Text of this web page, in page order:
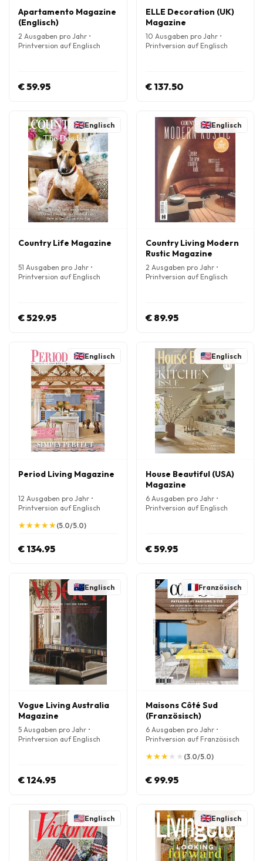
Apartamento Magazine
(Englisch)
2 Ausgaben pro Jahr •
Printversion auf Englisch
€ 59.95
ELLE Decoration (UK)
Magazine
10 Ausgaben pro Jahr •
Printversion auf Englisch
€ 137.50
Englisch
Country Life Magazine
51 Ausgaben pro Jahr •
Printversion auf Englisch
€ 529.95
Englisch
Country Living Modern
Rustic Magazine
2 Ausgaben pro Jahr •
Printversion auf Englisch
€ 89.95
Englisch
Period Living Magazine
12 Ausgaben pro Jahr •
Printversion auf Englisch
★
★★
★★
★★
★★
★(5.0/5.0)
€ 134.95
Englisch
House Beautiful (USA)
Magazine
6 Ausgaben pro Jahr •
Printversion auf Englisch
€ 59.95
Englisch
Vogue Living Australia
Magazine
5 Ausgaben pro Jahr •
Printversion auf Englisch
€ 124.95
Französisch
Maisons Côté Sud
(Französisch)
6 Ausgaben pro Jahr •
Printversion auf Französisch
★
★★
★★
★★
★ ★
★ (3.0/5.0)
€ 99.95
Englisch Englisch